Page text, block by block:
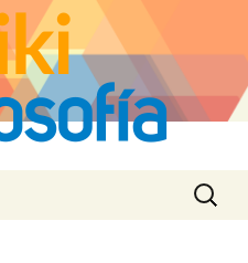
Buscar: